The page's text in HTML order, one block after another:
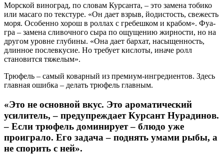
Морской виноград, по словам Курсанта, – это замена тобико
или масаго по текстуре. «Он дает взрыв, йодистость, свежесть
моря. Особенно хорош в роллах с гребешком и крабом». Фуа-
гра – замена сливочного сыра по ощущению жирности, но на
другом уровне глубины. «Она дает бархат, насыщенность,
длинное послевкусие. Но требует кислоты, иначе ролл
становится тяжелым».
Трюфель – самый коварный из премиум-ингредиентов. Здесь
главная ошибка – делать трюфель главным.
«Это не основной вкус. Это ароматический
усилитель, – предупреждает Курсант Нурадинов.
– Если трюфель доминирует – блюдо уже
проиграло. Его задача – поднять умами рыбы, а
не спорить с ней».